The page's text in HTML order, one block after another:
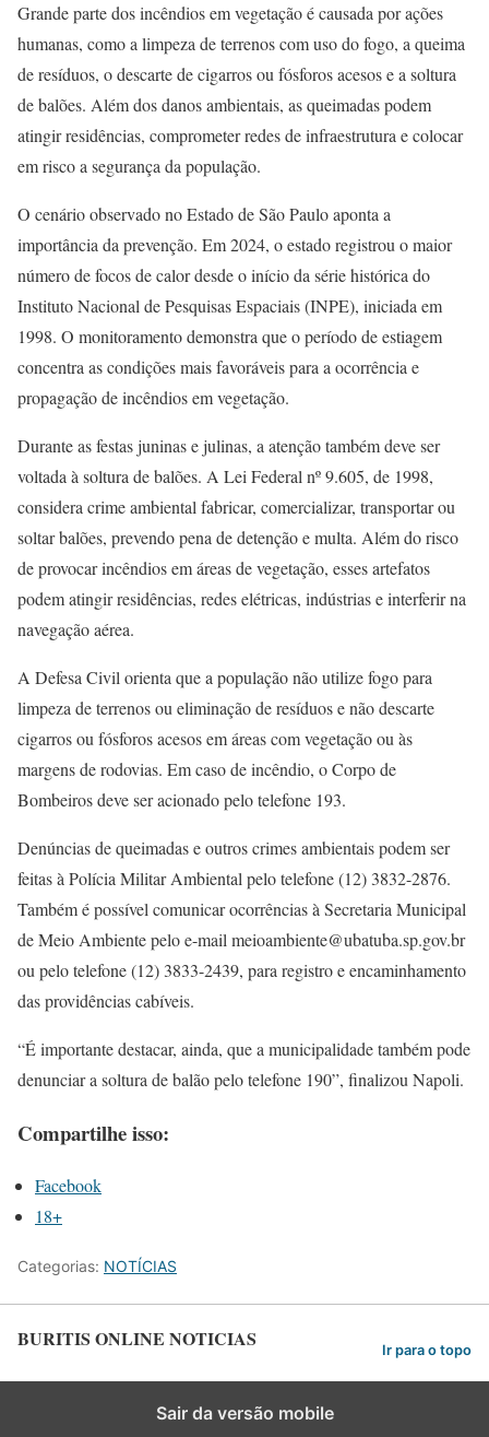
Grande parte dos incêndios em vegetação é causada por ações
humanas, como a limpeza de terrenos com uso do fogo, a queima
de resíduos, o descarte de cigarros ou fósforos acesos e a soltura
de balões. Além dos danos ambientais, as queimadas podem
atingir residências, comprometer redes de infraestrutura e colocar
em risco a segurança da população.
O cenário observado no Estado de São Paulo aponta a
importância da prevenção. Em 2024, o estado registrou o maior
número de focos de calor desde o início da série histórica do
Instituto Nacional de Pesquisas Espaciais (INPE), iniciada em
1998. O monitoramento demonstra que o período de estiagem
concentra as condições mais favoráveis para a ocorrência e
propagação de incêndios em vegetação.
Durante as festas juninas e julinas, a atenção também deve ser
voltada à soltura de balões. A Lei Federal nº 9.605, de 1998,
considera crime ambiental fabricar, comercializar, transportar ou
soltar balões, prevendo pena de detenção e multa. Além do risco
de provocar incêndios em áreas de vegetação, esses artefatos
podem atingir residências, redes elétricas, indústrias e interferir na
navegação aérea.
A Defesa Civil orienta que a população não utilize fogo para
limpeza de terrenos ou eliminação de resíduos e não descarte
cigarros ou fósforos acesos em áreas com vegetação ou às
margens de rodovias. Em caso de incêndio, o Corpo de
Bombeiros deve ser acionado pelo telefone 193.
Denúncias de queimadas e outros crimes ambientais podem ser
feitas à Polícia Militar Ambiental pelo telefone (12) 3832-2876.
Também é possível comunicar ocorrências à Secretaria Municipal
de Meio Ambiente pelo e-mail meioambiente@ubatuba.sp.gov.br
ou pelo telefone (12) 3833-2439, para registro e encaminhamento
das providências cabíveis.
“É importante destacar, ainda, que a municipalidade também pode
denunciar a soltura de balão pelo telefone 190”, finalizou Napoli.
Compartilhe isso:
Facebook
18+
Categorias: NOTÍCIAS
BURITIS ONLINE NOTICIAS Ir para o topo
Sair da versão mobile